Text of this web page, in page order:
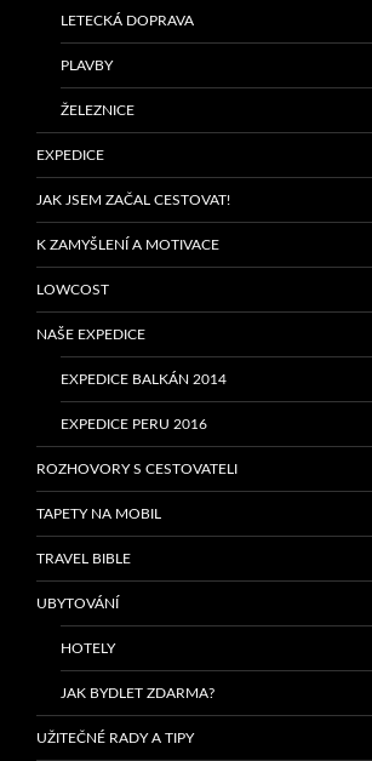
LETECKÁ DOPRAVA
PLAVBY
ŽELEZNICE
EXPEDICE
JAK JSEM ZAČAL CESTOVAT!
K ZAMYŠLENÍ A MOTIVACE
LOWCOST
NAŠE EXPEDICE
EXPEDICE BALKÁN 2014
EXPEDICE PERU 2016
ROZHOVORY S CESTOVATELI
TAPETY NA MOBIL
TRAVEL BIBLE
UBYTOVÁNÍ
HOTELY
JAK BYDLET ZDARMA?
UŽITEČNÉ RADY A TIPY